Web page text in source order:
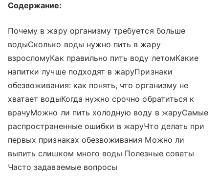
Содержание:
Почему в жару организму требуется больше
водыСколько воды нужно пить в жару
взросломуКак правильно пить воду летомКакие
напитки лучше подходят в жаруПризнаки
обезвоживания: как понять, что организму не
хватает водыКогда нужно срочно обратиться к
врачуМожно ли пить холодную воду в жаруСамые
распространенные ошибки в жаруЧто делать при
первых признаках обезвоживания Можно ли
выпить слишком много воды Полезные советы
Часто задаваемые вопросы